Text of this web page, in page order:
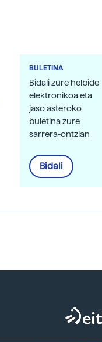
BULETINA
Bidali zure helbide
elektronikoa eta
jaso asteroko
buletina zure
sarrera-ontzian
Bidali